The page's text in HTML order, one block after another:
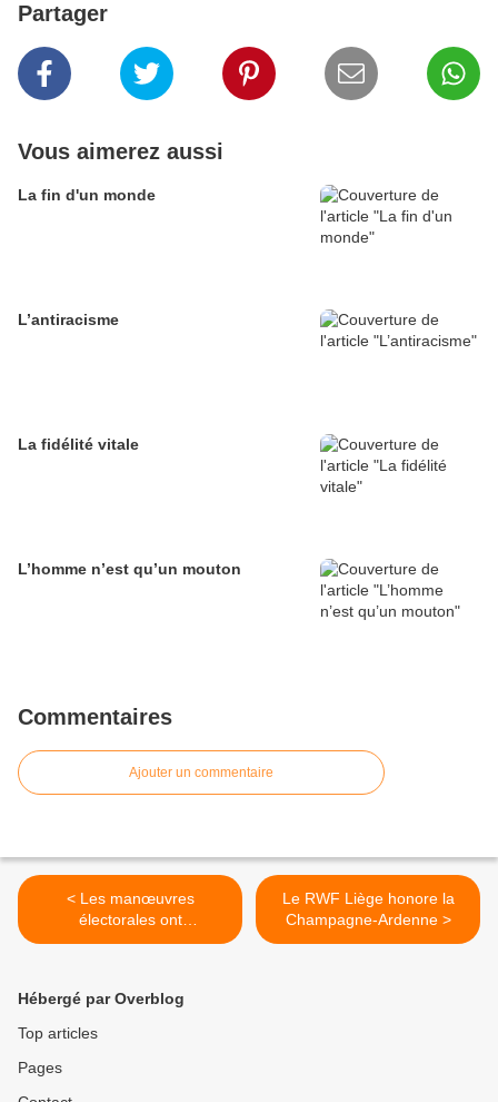
Partager
Vous aimerez aussi
La fin d'un monde
L’antiracisme
La fidélité vitale
L’homme n’est qu’un mouton
Commentaires
Ajouter un commentaire
< Les manœuvres
électorales ont
commencées
Le RWF Liège honore la
Champagne-Ardenne >
Hébergé par Overblog
Top articles
Pages